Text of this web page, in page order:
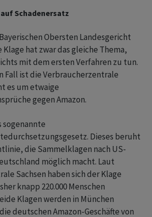
Schadenersatz
Obersten Landesgericht
hat zwar das gleiche Thema,
mit dem ersten Verfahren zu tun.
Fall ist die Verbraucherzentrale
es um etwaige
gegen Amazon.
sogenannte
Dieses beruht
die Sammelklagen nach US-
möglich macht. Laut
Sachsen haben sich der Klage
knapp 220.000 Menschen
Klagen werden in München
deutschen Amazon-Geschäfte von